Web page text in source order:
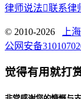
律师说法联系律
© 2010-2026 上
公网安备
觉得有用就打